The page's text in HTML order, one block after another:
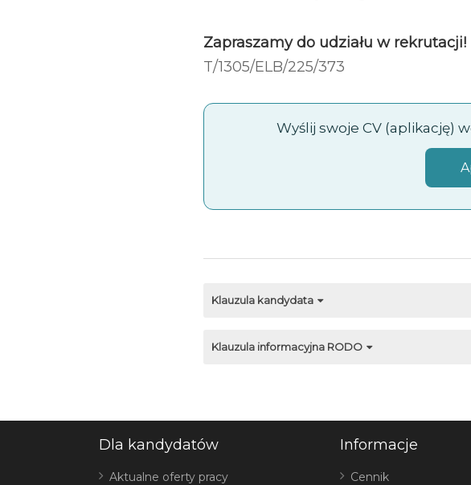
Zapraszamy do udziału w rekrutacji!
T/1305/ELB/225/373​
Wyślij swoje CV (aplikację)
Klauzula kandydata
Klauzula informacyjna RODO
Dla kandydatów
Aktualne oferty pracy
Informacje
Cennik